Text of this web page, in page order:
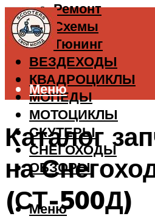
Ремонт
Схемы
Тюнинг
ВЕЗДЕХОДЫ
КВАДРОЦИКЛЫ
МОПЕДЫ
МОТОЦИКЛЫ
СКУТЕРЫ
СНЕГОХОДЫ
ОБЗОРЫ
Меню
Меню
Каталог
на
(СТ-500Д)